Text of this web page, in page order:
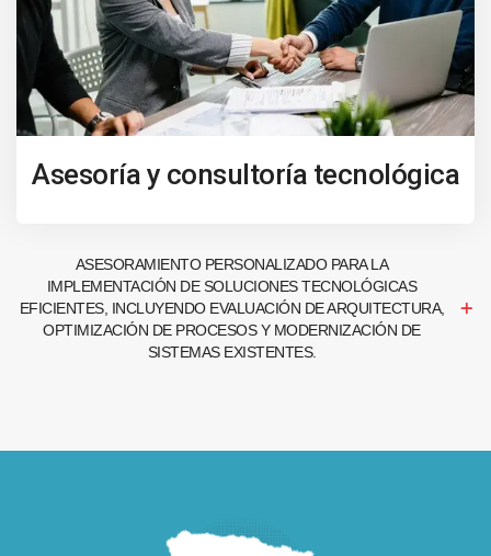
Asesoría y consultoría tecnológica
ASESORAMIENTO PERSONALIZADO PARA LA
IMPLEMENTACIÓN DE SOLUCIONES TECNOLÓGICAS
EFICIENTES, INCLUYENDO EVALUACIÓN DE ARQUITECTURA,
OPTIMIZACIÓN DE PROCESOS Y MODERNIZACIÓN DE
SISTEMAS EXISTENTES.